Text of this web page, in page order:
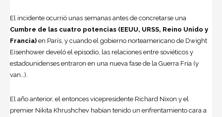
El incidente ocurrió unas semanas antes de concretarse una
Cumbre de las cuatro potencias (EEUU, URSS, Reino Unido y
Francia) en París, y cuando el gobierno norteamericano de Dwight
Eisenhower develó el episodio, las relaciones entre soviéticos y
estadounidenses entraron en una nueva fase de la Guerra Fría (y
van…).
El año anterior, el entonces vicepresidente Richard Nixon y el
premier Nikita Khrushchev habían tenido un enfrentamiento cara a